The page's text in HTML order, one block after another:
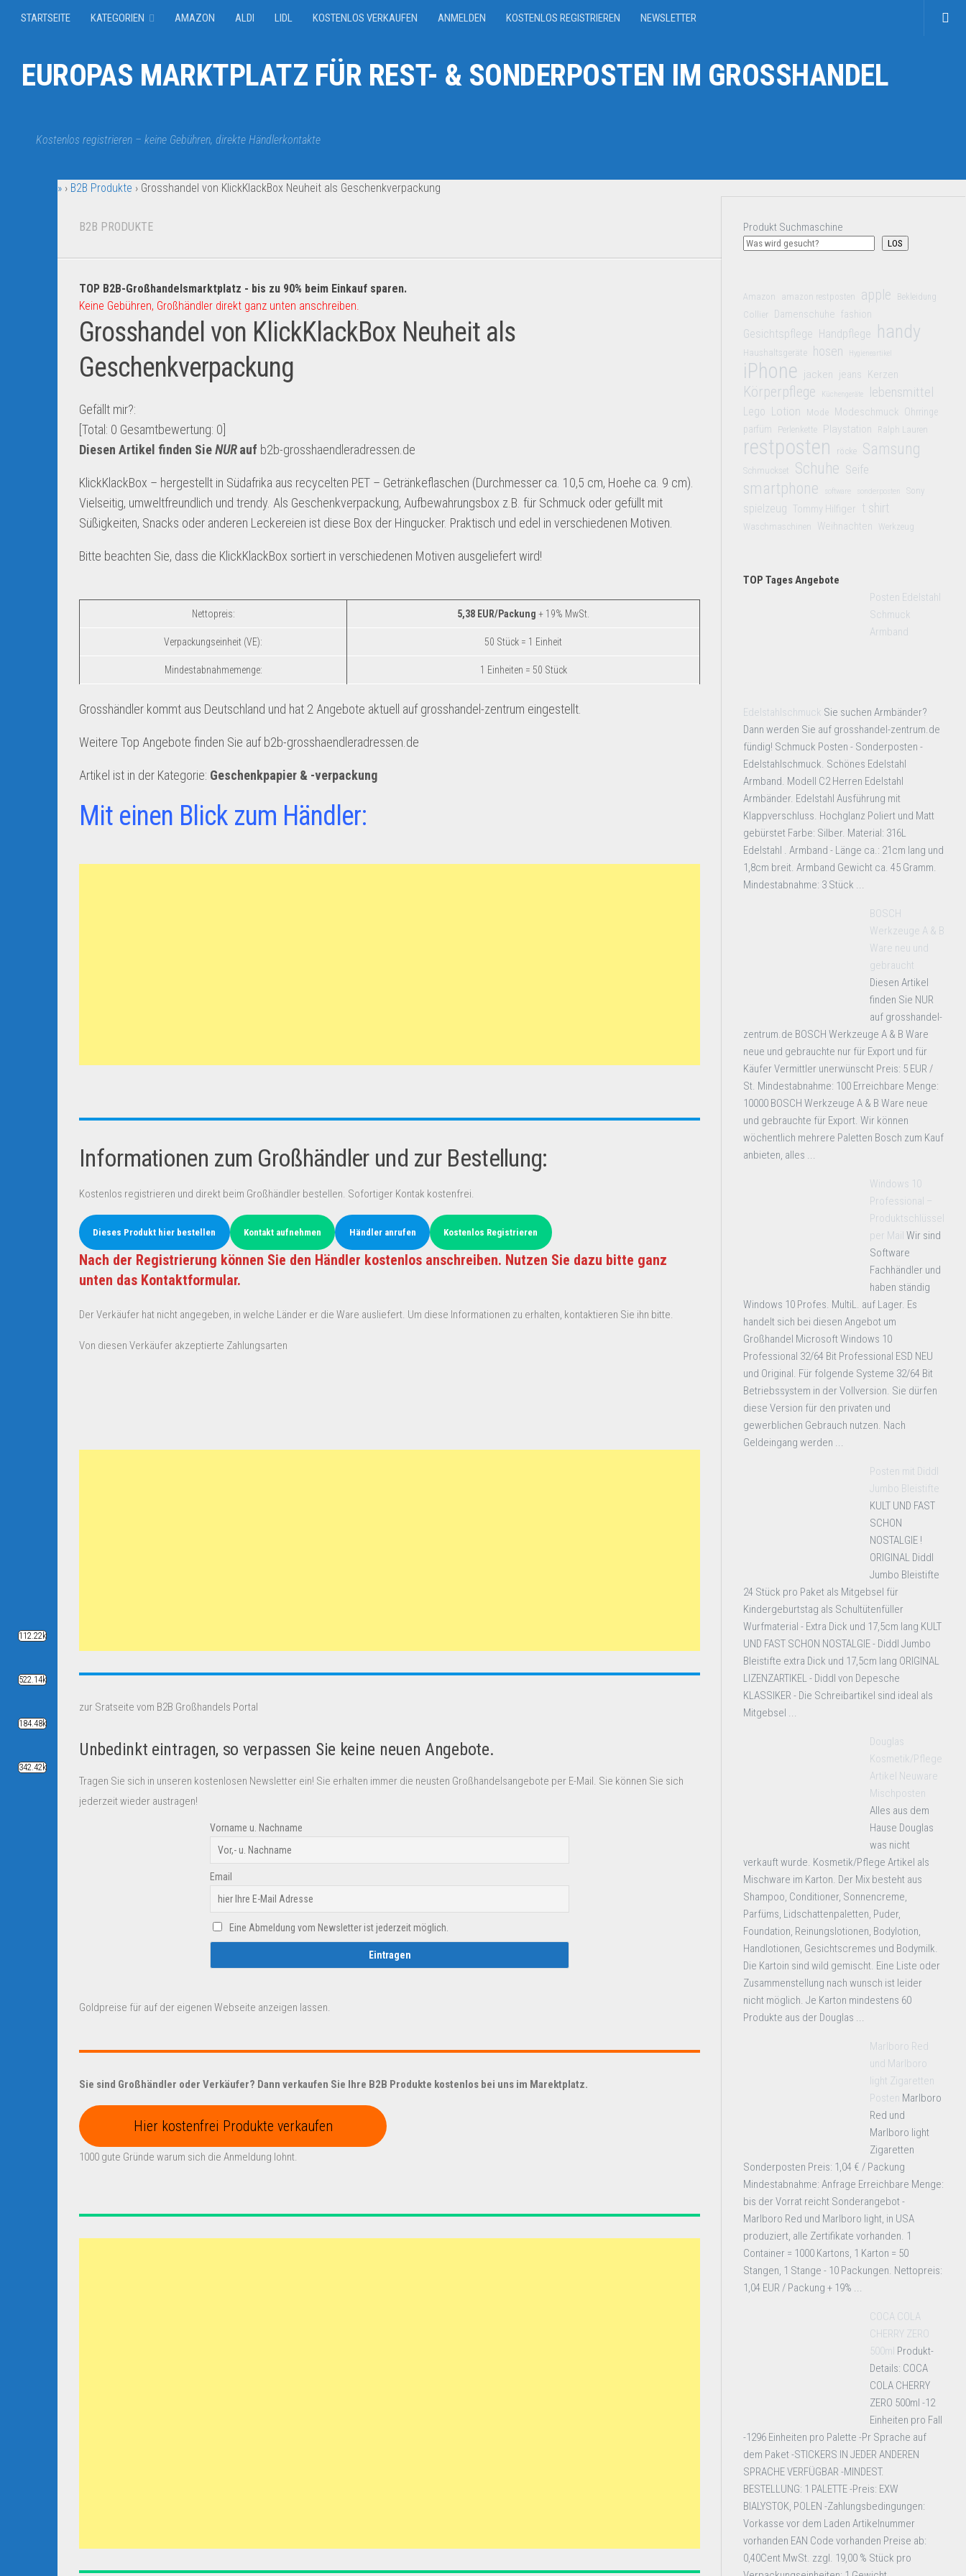
STARTSEITE KATEGORIEN AMAZON ALDI LIDL KOSTENLOS VERKAUFEN ANMELDEN KOSTENLOS REGISTRIEREN NEWSLETTER
EUROPAS MARKTPLATZ FÜR REST- & SONDERPOSTEN IM GROSSHANDEL
Kostenlos registrieren – keine Gebühren, direkte Händlerkontakte
» › B2B Produkte › Grosshandel von KlickKlackBox Neuheit als Geschenkverpackung
B2B PRODUKTE
TOP B2B-Großhandelsmarktplatz - bis zu 90% beim Einkauf sparen.
Keine Gebühren, Großhändler direkt ganz unten anschreiben.
Grosshandel von KlickKlackBox Neuheit als
Geschenkverpackung
Gefällt mir?:
[Total: 0 Gesamtbewertung: 0
Diesen Artikel finden SieNURauf b2b-grosshaendleradressen.de
KlickKlackBox – hergestellt in Südafrika aus recycelten PET – Getränkeflaschen (Durchmesser ca. 10,5 cm, Hoehe ca. 9 cm).
Vielseitig, umweltfreundlich und trendy. Als Geschenkverpackung, Aufbewahrungsbox z.B. für Schmuck oder gefüllt mit
Süßigkeiten, Snacks oder anderen Leckereien ist diese Box der Hingucker. Praktisch und edel in verschiedenen Motiven.
Bitte beachten Sie, dass die KlickKlackBox sortiert in verschiedenen Motiven ausgeliefert wird!
Nettopreis: 5,38 EUR/Packung + 19% MwSt.
Verpackungseinheit (VE): 50 Stück = 1 Einheit
Mindestabnahmemenge: 1 Einheiten = 50 Stück
Grosshändler kommt aus Deutschland und hat 2 Angebote aktuell auf grosshandel-zentrum eingestellt.
Weitere Top Angebote finden Sie auf b2b-grosshaendleradressen.de
Artikel ist in der Kategorie: Geschenkpapier & -verpackung
Mit einen Blick zum Händler:
Informationen zum Großhändler und zur Bestellung:
Kostenlos registrieren und direkt beim Großhändler bestellen. Sofortiger Kontak kostenfrei.
Dieses Produkt hier bestellen Kontakt aufnehmen Händler anrufen Kostenlos Registrieren
Nach der Registrierung können Sie den Händler kostenlos anschreiben. Nutzen Sie dazu bitte ganz
unten das Kontaktformular.
Der Verkäufer hat nicht angegeben, in welche Länder er die Ware ausliefert. Um diese Informationen zu erhalten, kontaktieren Sie ihn bitte.
Von diesen Verkäufer akzeptierte Zahlungsarten
zur Sratseite vom B2B Großhandels Portal
Unbedinkt eintragen, so verpassen Sie keine neuen Angebote.
Tragen Sie sich in unseren kostenlosen Newsletter ein! Sie erhalten immer die neusten Großhandelsangebote per E-Mail. Sie können Sie sich
jederzeit wieder austragen!
Vorname u. Nachname
Email
Eine Abmeldung vom Newsletter ist jederzeit möglich.
Goldpreise für auf der eigenen Webseite anzeigen lassen.
Sie sind Großhändler oder Verkäufer? Dann verkaufen Sie Ihre B2B Produkte kostenlos bei uns im Marektplatz.
Hier kostenfrei Produkte verkaufen
1000 gute Gründe warum sich die Anmeldung lohnt.
Produkt Suchmaschine
LOS
Amazon amazon restposten apple Bekleidung
Collier Damenschuhe fashion
Gesichtspflege Handpflege handy
Haushaltsgeräte hosen Hygieneartikel
iPhone jacken jeans Kerzen
Körperpflege Küchengeräte lebensmittel
Lego Lotion Mode Modeschmuck Ohrringe
parfüm
Perlenkette Playstation Ralph Lauren
restposten röcke Samsung
Schmuckset Schuhe Seife
smartphone software sonderposten Sony
spielzeug Tommy Hilfiger t shirt
Waschmaschinen Weihnachten Werkzeug
TOP Tages Angebote
Posten Edelstahl
Schmuck
Armband
Edelstahlschmuck Sie suchen Armbänder?
Dann werden Sie auf grosshandel-zentrum.de
fündig! Schmuck Posten - Sonderposten -
Edelstahlschmuck. Schönes Edelstahl
Armband. Modell C2 Herren Edelstahl
Armbänder. Edelstahl Ausführung mit
Klappverschluss. Hochglanz Poliert und Matt
gebürstet Farbe: Silber. Material: 316L
Edelstahl . Armband - Länge ca.: 21cm lang und
1,8cm breit. Armband Gewicht ca. 45 Gramm.
Mindestabnahme: 3 Stück ...
BOSCH
Werkzeuge A & B
Ware neu und
gebraucht
Diesen Artikel
finden Sie NUR
auf grosshandel-
zentrum.de BOSCH Werkzeuge A & B Ware
neue und gebrauchte nur für Export und für
Käufer Vermittler unerwünscht Preis: 5 EUR /
St. Mindestabnahme: 100 Erreichbare Menge:
10000 BOSCH Werkzeuge A & B Ware neue
und gebrauchte für Export. Wir können
wöchentlich mehrere Paletten Bosch zum Kauf
anbieten, alles ...
Windows 10
Professional –
Produktschlüssel
per Mail Wir sind
Software
Fachhändler und
haben ständig
Windows 10 Profes. MultiL. auf Lager. Es
handelt sich bei diesen Angebot um
Großhandel Microsoft Windows 10
Professional 32/64 Bit Professional ESD NEU
und Original. Für folgende Systeme 32/64 Bit
Betriebssystem in der Vollversion. Sie dürfen
diese Version für den privaten und
gewerblichen Gebrauch nutzen. Nach
Geldeingang werden ...
Posten mit Diddl
Jumbo Bleistifte
KULT UND FAST
SCHON
NOSTALGIE !
ORIGINAL Diddl
Jumbo Bleistifte
24 Stück pro Paket als Mitgebsel für
Kindergeburtstag als Schultütenfüller
Wurfmaterial - Extra Dick und 17,5cm lang KULT
UND FAST SCHON NOSTALGIE - Diddl Jumbo
Bleistifte extra Dick und 17,5cm lang ORIGINAL
LIZENZARTIKEL - Diddl von Depesche
KLASSIKER - Die Schreibartikel sind ideal als
Mitgebsel ...
Douglas
Kosmetik/Pflege
Artikel Neuware
Mischposten
Alles aus dem
Hause Douglas
was nicht
verkauft wurde. Kosmetik/Pflege Artikel als
Mischware im Karton. Der Mix besteht aus
Shampoo, Conditioner, Sonnencreme,
Parfüms, Lidschattenpaletten, Puder,
Foundation, Reinungslotionen, Bodylotion,
Handlotionen, Gesichtscremes und Bodymilk.
Die Kartoin sind wild gemischt. Eine Liste oder
Zusammenstellung nach wunsch ist leider
nicht möglich. Je Karton mindestens 60
Produkte aus der Douglas ...
Marlboro Red
und Marlboro
light Zigaretten
Posten Marlboro
Red und
Marlboro light
Zigaretten
Sonderposten Preis: 1,04 € / Packung
Mindestabnahme: Anfrage Erreichbare Menge:
bis der Vorrat reicht Sonderangebot -
Marlboro Red und Marlboro light, in USA
produziert, alle Zertifikate vorhanden. 1
Container = 1000 Kartons, 1 Karton = 50
Stangen, 1 Stange - 10 Packungen. Nettopreis:
1,04 EUR / Packung + 19% ...
COCA COLA
CHERRY ZERO
500ml Produkt-
Details: COCA
COLA CHERRY
ZERO 500ml -12
Einheiten pro Fall
-1296 Einheiten pro Palette -Pr Sprache auf
dem Paket -STICKERS IN JEDER ANDEREN
SPRACHE VERFÜGBAR -MINDEST.
BESTELLUNG: 1 PALETTE -Preis: EXW
BIALYSTOK, POLEN -Zahlungsbedingungen:
Vorkasse vor dem Laden Artikelnummer
vorhanden EAN Code vorhanden Preise ab:
0,40Cent MwSt. zzgl. 19,00 % Stück pro
112.22k
522.14k
184.48k
342.42k